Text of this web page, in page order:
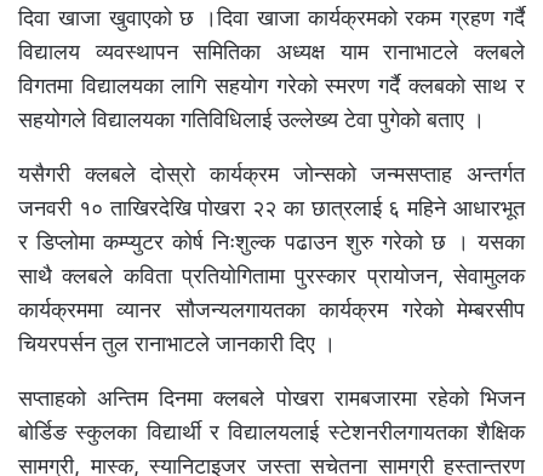
दिवा खाजा खुवाएको छ ।दिवा खाजा कार्यक्रमको रकम ग्रहण गर्दै
विद्यालय व्यवस्थापन समितिका अध्यक्ष याम रानाभाटले क्लबले
विगतमा विद्यालयका लागि सहयोग गरेको स्मरण गर्दै क्लबको साथ र
सहयोगले विद्यालयका गतिविधिलाई उल्लेख्य टेवा पुगेको बताए ।
यसैगरी क्लबले दोस्रो कार्यक्रम जोन्सको जन्मसप्ताह अन्तर्गत
जनवरी १० ताखिरदेखि पोखरा २२ का छात्रलाई ६ महिने आधारभूत
र डिप्लोमा कम्प्युटर कोर्ष निःशुल्क पढाउन शुरु गरेको छ । यसका
साथै क्लबले कविता प्रतियोगितामा पुरस्कार प्रायोजन, सेवामुलक
कार्यक्रममा व्यानर सौजन्यलगायतका कार्यक्रम गरेको मेम्बरसीप
चियरपर्सन तुल रानाभाटले जानकारी दिए ।
सप्ताहको अन्तिम दिनमा क्लबले पोखरा रामबजारमा रहेको भिजन
बोर्डिङ स्कुलका विद्यार्थी र विद्यालयलाई स्टेशनरीलगायतका शैक्षिक
सामग्री, मास्क, स्यानिटाइजर जस्ता सचेतना सामग्री हस्तान्तरण